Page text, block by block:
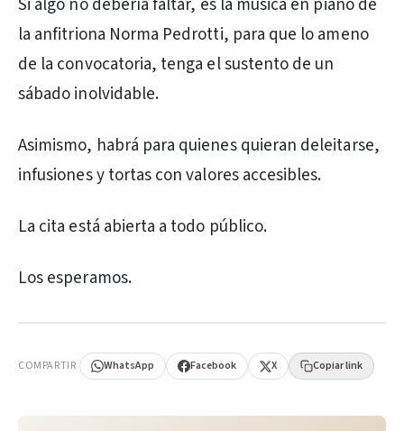
Si algo no debería faltar, es la música en piano de
la anfitriona Norma Pedrotti, para que lo ameno
de la convocatoria, tenga el sustento de un
sábado inolvidable.
Asimismo, habrá para quienes quieran deleitarse,
infusiones y tortas con valores accesibles.
La cita está abierta a todo público.
Los esperamos.
COMPARTIR WhatsApp Facebook X Copiar link